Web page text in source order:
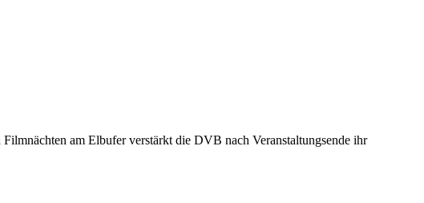
Filmnächten am Elbufer verstärkt die DVB nach Veranstaltungsende ihr